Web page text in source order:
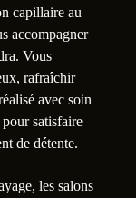
capillaire au
accompagner
Vous
rafraîchir
avec soin
satisfaire
de détente.
les salons